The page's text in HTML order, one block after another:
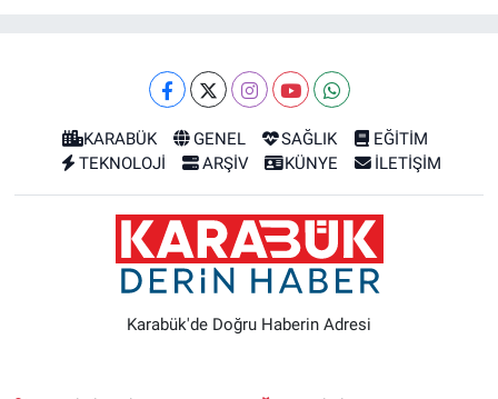
KARABÜK GENEL SAĞLIK
EĞİTİM
TEKNOLOJİ
ARŞİV KÜNYE İLETİŞİM
Karabük'de Doğru Haberin Adresi